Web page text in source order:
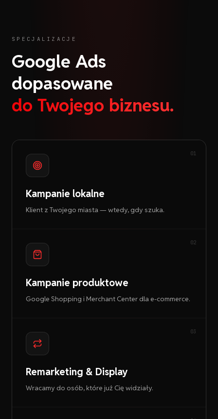
SPECJALIZACJE
Google Ads
dopasowane
do Twojego biznesu.
01
Kampanie lokalne
Klient z Twojego miasta — wtedy, gdy szuka.
02
Kampanie produktowe
Google Shopping i Merchant Center dla e-commerce.
03
Remarketing & Display
Wracamy do osób, które już Cię widziały.